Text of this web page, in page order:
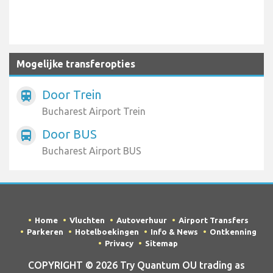
Mogelijke transferopties
train Door Trein
Bucharest Airport Trein
directions_bus Door BUS
Bucharest Airport BUS
Home Vluchten Autoverhuur
Airport Transfers
Parkeren
Hotelboekingen Info & News
Ontkenning
Privacy
Sitemap
COPYRIGHT © 2026 Try Quantum OU trading as